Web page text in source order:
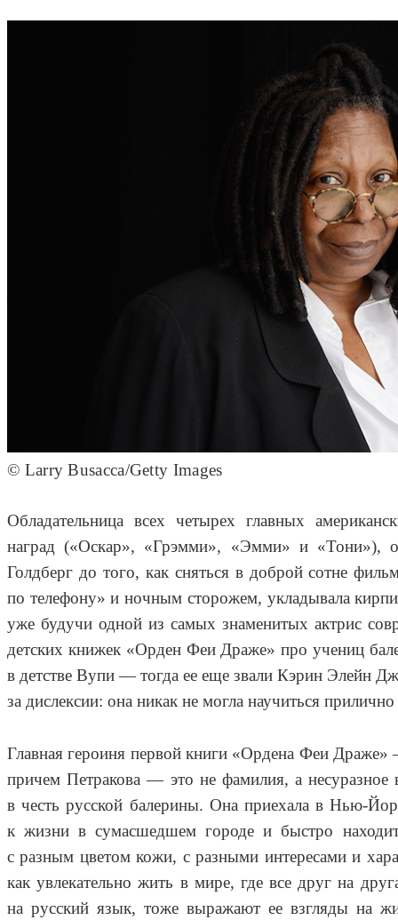
© Larry Busacca/Getty Images
Обладательница всех четырех главных
наград («Оскар», «Грэмми», «Эмми» и «Тони»),
Голдберг до того, как сняться в доброй сотне
по телефону» и ночным сторожем, укладывала
уже будучи одной из самых знаменитых актрис
детских книжек «Орден Феи Драже» про учениц
в детстве Вупи — тогда ее еще звали Кэрин Элейн
за дислексии: она никак не могла научиться
Главная героиня первой книги «Ордена Феи
причем Петракова — это не фамилия, а несуразное
в честь русской балерины. Она приехала в Нью-
к жизни в сумасшедшем городе и быстро
с разным цветом кожи, с разными интересами и
как увлекательно жить в мире, где все друг на
на русский язык, тоже выражают ее взгляды на